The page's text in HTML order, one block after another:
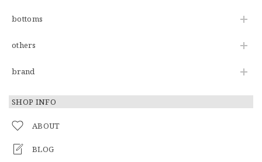
bottoms
others
brand
SHOP INFO
ABOUT
BLOG